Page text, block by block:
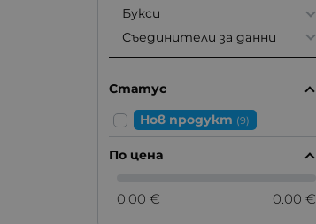
Букси
Съединители за данни
Статус
Нов продукт (9)
По цена
0.00 € 0.00 €